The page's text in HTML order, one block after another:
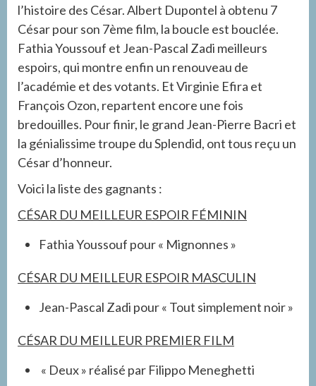
l’histoire des César. Albert Dupontel à obtenu 7
César pour son 7ème film, la boucle est bouclée.
Fathia Youssouf et Jean-Pascal Zadi meilleurs
espoirs, qui montre enfin un renouveau de
l’académie et des votants. Et Virginie Efira et
François Ozon, repartent encore une fois
bredouilles. Pour finir, le grand Jean-Pierre Bacri et
la génialissime troupe du Splendid, ont tous reçu un
César d’honneur.
Voici la liste des gagnants :
CÉSAR DU MEILLEUR ESPOIR FÉMININ
Fathia Youssouf pour « Mignonnes »
CÉSAR DU MEILLEUR ESPOIR MASCULIN
Jean-Pascal Zadi pour « Tout simplement noir »
CÉSAR DU MEILLEUR PREMIER FILM
« Deux » réalisé par Filippo Meneghetti